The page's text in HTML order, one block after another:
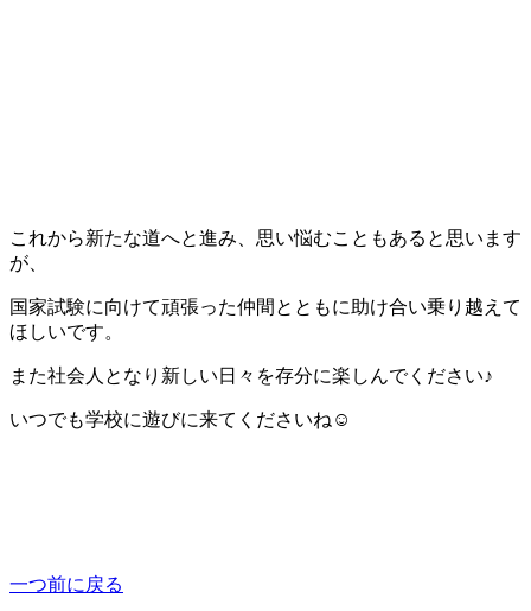
これから新たな道へと進み、思い悩むこともあると思います
が、
国家試験に向けて頑張った仲間とともに助け合い乗り越えて
ほしいです。
また社会人となり新しい日々を存分に楽しんでください♪
いつでも学校に遊びに来てくださいね☺
一つ前に戻る